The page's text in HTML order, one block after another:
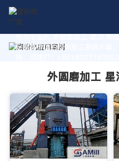
作为专业的 外圆磨加工 星沙 制
定制高价值的粉体加工系统方案
外圆磨加工